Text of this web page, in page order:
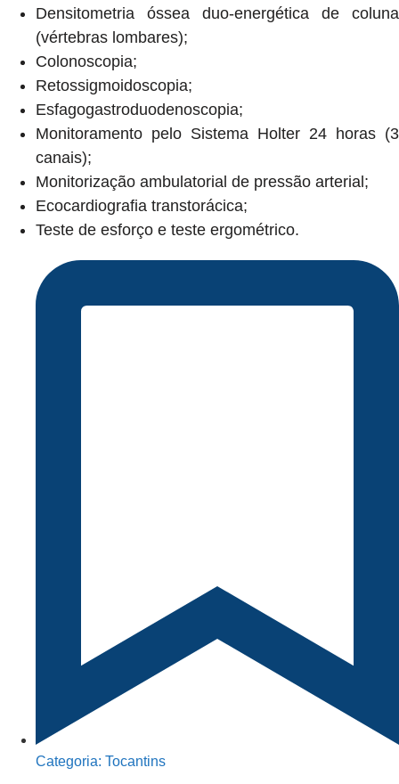
Densitometria óssea duo-energética de coluna
(vértebras lombares);
Colonoscopia;
Retossigmoidoscopia;
Esfagogastroduodenoscopia;
Monitoramento pelo Sistema Holter 24 horas (3
canais);
Monitorização ambulatorial de pressão arterial;
Ecocardiografia transtorácica;
Teste de esforço e teste ergométrico.
Categoria: Tocantins